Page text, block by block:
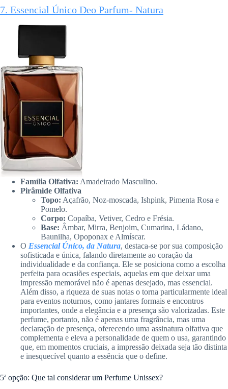
7. Essencial Único Deo Parfum- Natura
Família Olfativa: Amadeirado Masculino.
Pirâmide Olfativa
Topo: Açafrão, Noz-moscada, Ishpink, Pimenta Rosa e
Pomelo.
Corpo: Copaíba, Vetiver, Cedro e Frésia.
Base: Âmbar, Mirra, Benjoim, Cumarina, Ládano,
Baunilha, Opoponax e Almíscar.
O Essencial Único, da Natura, destaca-se por sua composição
sofisticada e única, falando diretamente ao coração da
individualidade e da confiança. Ele se posiciona como a escolha
perfeita para ocasiões especiais, aquelas em que deixar uma
impressão memorável não é apenas desejado, mas essencial.
Além disso, a riqueza de suas notas o torna particularmente ideal
para eventos noturnos, como jantares formais e encontros
importantes, onde a elegância e a presença são valorizadas. Este
perfume, portanto, não é apenas uma fragrância, mas uma
declaração de presença, oferecendo uma assinatura olfativa que
complementa e eleva a personalidade de quem o usa, garantindo
que, em momentos cruciais, a impressão deixada seja tão distinta
e inesquecível quanto a essência que o define.
5ª opção: Que tal considerar um Perfume Unissex?